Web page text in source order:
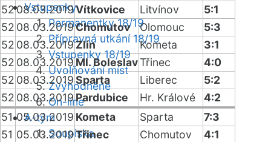
Vstupenky
Permanentky 18/19
Přípravná utkání 18/19
Vstupenky 18/19
Uvolňování míst
Zvýhodněné
On-line
A-tým
Soupiska
5208.03.2019Vítkovice Litvínov
5:1
52 08.03.2019Chomutov Olomouc
5:3
52 08.03.2019Zlín Kometa
3:1
52 08.03.2019Ml. BoleslavTřinec
4:0
52 08.03.2019Sparta Liberec
5:2
52 08.03.2019Pardubice Hr. Králové
4:2
51 05.03.2019 Kometa Sparta
7:3
51 05.03.2019Třinec Chomutov
4:1